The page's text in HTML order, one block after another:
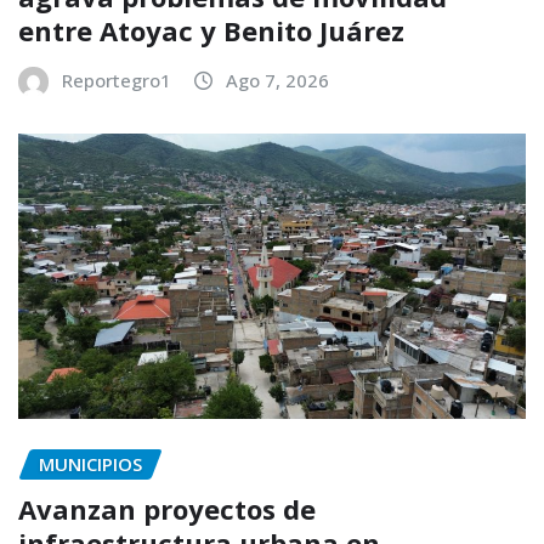
entre Atoyac y Benito Juárez
Reportegro1 Ago 7, 2026
MUNICIPIOS
Avanzan proyectos de